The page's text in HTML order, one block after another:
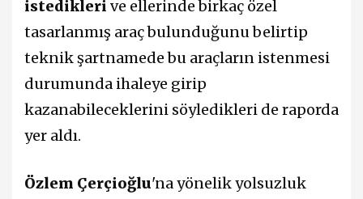
istedikleri ve ellerinde birkaç özel
tasarlanmış araç bulunduğunu belirtip
teknik şartnamede bu araçların istenmesi
durumunda ihaleye girip
kazanabileceklerini söyledikleri de raporda
yer aldı.
Özlem Çerçioğlu'na yönelik yolsuzluk